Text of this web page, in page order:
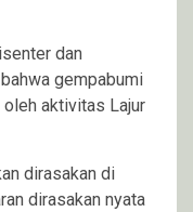
dan
gempabumi
oleh aktivitas Lajur
dirasakan di
dirasakan nyata